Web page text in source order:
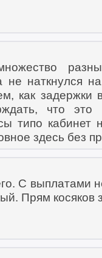
не наткнулся
как
что
типо
здесь без
С выплатами
Прям косяков